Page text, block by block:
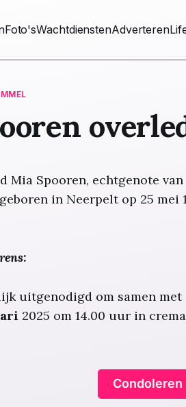
Foto'sWachtdienstenAdverteren
Mia Spooren, echtgenote
in Neerpelt op 25
uitgenodigd om samen met
2025 om 14.00 uur in
Condoleren